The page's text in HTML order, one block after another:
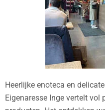
Heerlijke enoteca en
Eigenaresse Inge vertelt